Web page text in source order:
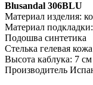
Blusandal 306BLU
Материал изделия:
Материал
Подошва синтетика
Стелька гелевая кожа
Высота каблука: 7 см
Производитель